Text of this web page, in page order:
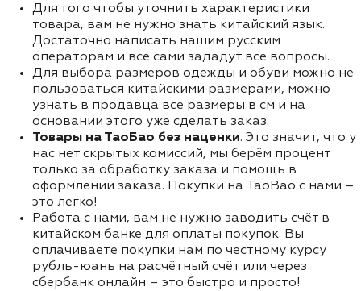
Для того чтобы уточнить характеристики
товара, вам не нужно знать китайский язык.
Достаточно написать нашим русским
операторам и все сами зададут все вопросы.
Для выбора размеров одежды и обуви можно не
пользоваться китайскими размерами, можно
узнать в продавца все размеры в см и на
основании этого уже сделать заказ.
Товары на ТаоБао без наценки. Это значит, что у
нас нет скрытых комиссий, мы берём процент
только за обработку заказа и помощь в
оформлении заказа. Покупки на TaoBao с нами –
это легко!
Работа с нами, вам не нужно заводить счёт в
китайском банке для оплаты покупок. Вы
оплачиваете покупки нам по честному курсу
рубль-юань на расчётный счёт или через
сбербанк онлайн – это быстро и просто!